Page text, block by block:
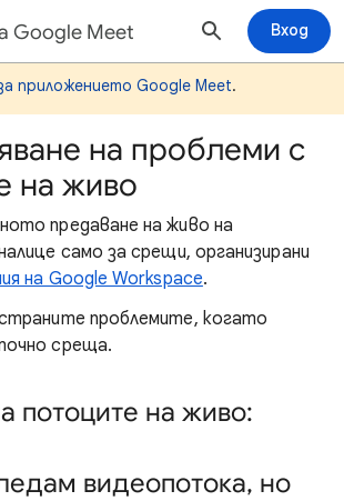
Google Meet Вход
приложението Google Meet.
на проблеми с
на живо
предаване на живо на
само за срещи, организирани
на Google Workspace.
проблемите, когато
среща.
потоците на живо:
видеопотока, но